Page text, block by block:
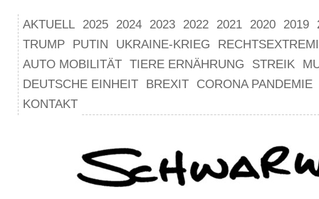
AKTUELL 2025 2024 2023 2022 2021 2020 2019
TRUMP
PUTIN UKRAINE-KRIEG
AUTO MOBILITÄT TIERE ERNÄHRUNG STREIK
DEUTSCHE EINHEIT
BREXIT
CORONA PANDEMIE
KONTAKT